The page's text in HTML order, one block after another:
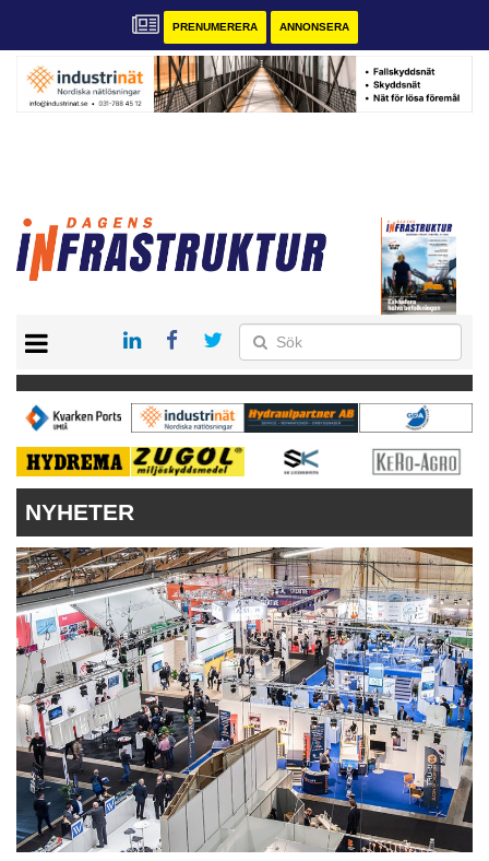
PRENUMERERA ANNONSERA
KONTAKT
VÅRA ANDRA MAGASIN
PRENUMERERA
ANNONSERA
NYHETER